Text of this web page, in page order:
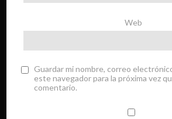
Web
Guardar mi nombre, correo
este navegador para la próxima vez
comentario.